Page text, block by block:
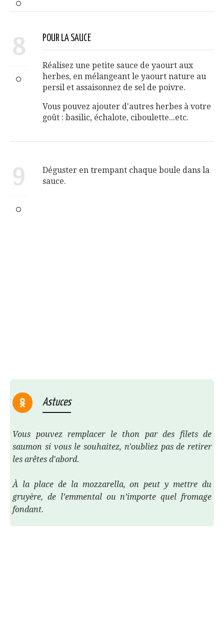
8 POUR LA SAUCE
Réalisez une petite sauce de yaourt aux
herbes, en mélangeant le yaourt nature au
persil et assaisonnez de sel de poivre.
Vous pouvez ajouter d'autres herbes à votre
goût : basilic, échalote, ciboulette...etc.
9
Déguster en trempant chaque boule dans la
sauce.
Astuces
Vous pouvez remplacer le thon par des filets de
saumon si vous le souhaitez, n'oubliez pas de retirer
les arêtes d'abord.
À la place de la mozzarella, on peut y mettre du
gruyère, de l’emmental ou n’importe quel fromage
fondant.